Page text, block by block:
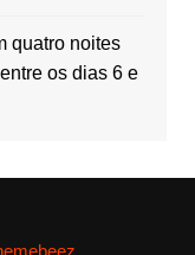
quatro noites
os dias 6 e